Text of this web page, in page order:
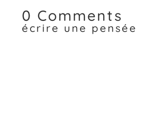
0 Comments
écrire une pensée